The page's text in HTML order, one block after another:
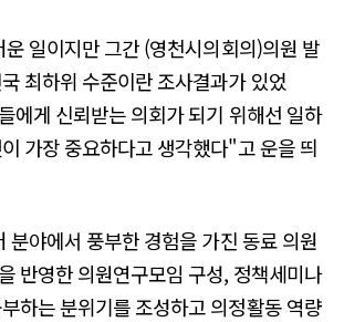
일이지만 그간 (영천시의회의)의원 발
최하위 수준이란 조사결과가 있었
에게 신뢰받는 의회가 되기 위해선 일하
가장 중요하다고 생각했다"고 운을 띄
분야에서 풍부한 경험을 가진 동료 의원
반영한 의원연구모임 구성, 정책세미나
하는 분위기를 조성하고 의정활동 역량